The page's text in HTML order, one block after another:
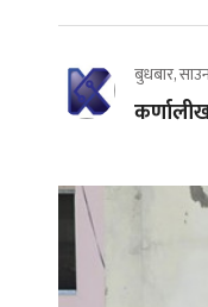
बुधबार,